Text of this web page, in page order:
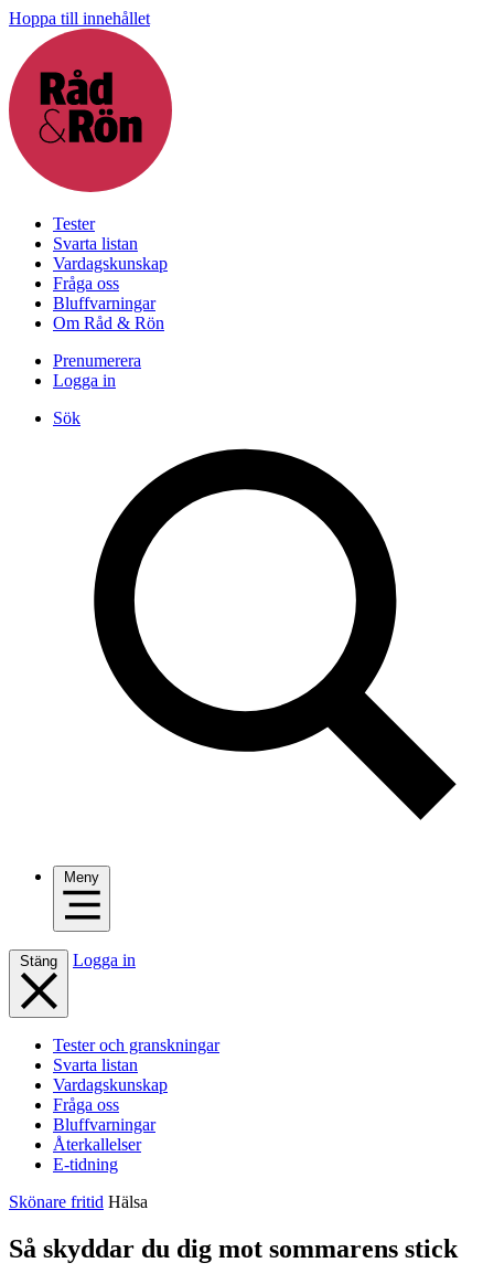
Hoppa till innehållet
Tester
Svarta listan
Vardagskunskap
Fråga oss
Bluffvarningar
Om Råd & Rön
Prenumerera
Logga in
Sök
Meny
Stäng Logga in
Tester och granskningar
Svarta listan
Vardagskunskap
Fråga oss
Bluffvarningar
Återkallelser
E-tidning
Skönare fritid Hälsa
Så skyddar du dig mot sommarens stick